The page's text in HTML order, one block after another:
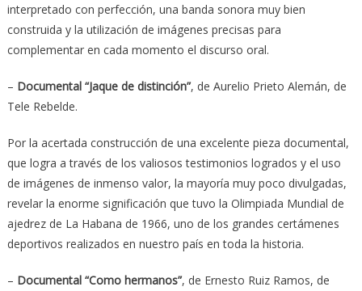
interpretado con perfección, una banda sonora muy bien
construida y la utilización de imágenes precisas para
complementar en cada momento el discurso oral.
– Documental “Jaque de distinción”, de Aurelio Prieto Alemán, de
Tele Rebelde.
Por la acertada construcción de una excelente pieza documental,
que logra a través de los valiosos testimonios logrados y el uso
de imágenes de inmenso valor, la mayoría muy poco divulgadas,
revelar la enorme significación que tuvo la Olimpiada Mundial de
ajedrez de La Habana de 1966, uno de los grandes certámenes
deportivos realizados en nuestro país en toda la historia.
– Documental “Como hermanos”, de Ernesto Ruiz Ramos, de